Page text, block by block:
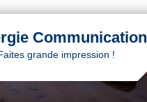
Communication
grande impression !